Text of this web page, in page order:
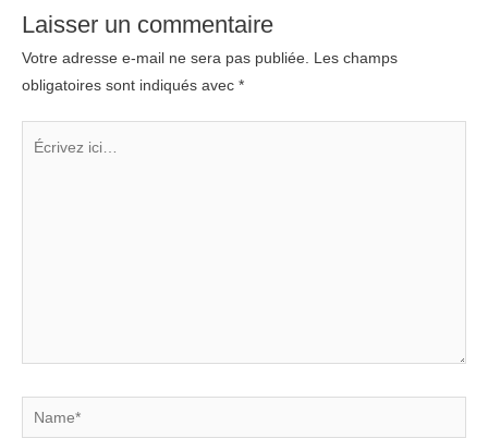
Laisser un commentaire
Votre adresse e-mail ne sera pas publiée.
Les champs
obligatoires sont indiqués avec *
Name*